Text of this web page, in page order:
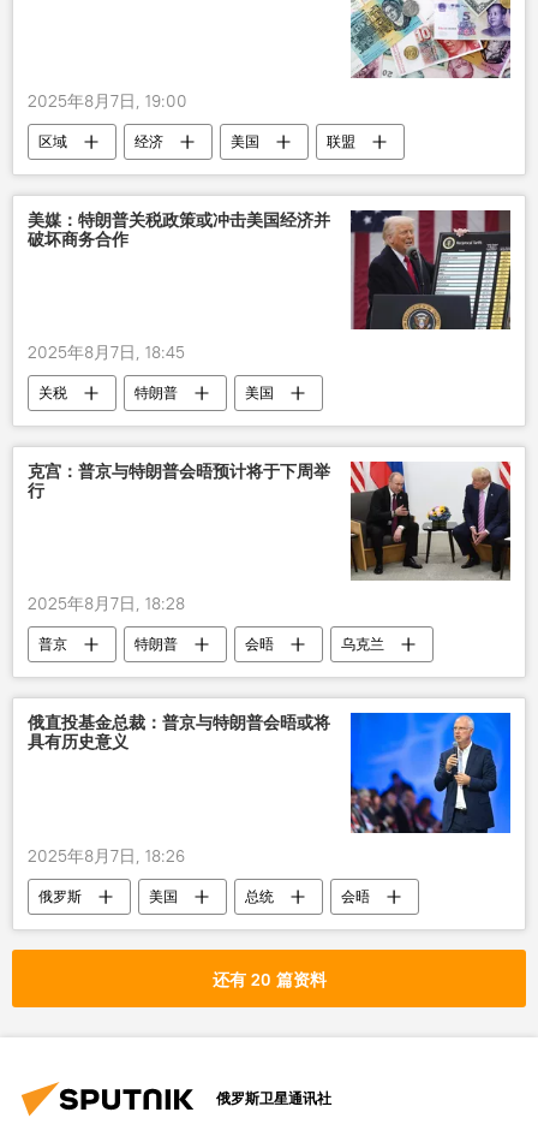
2025年8月7日, 19:00
区域 经济 美国
联盟
平衡
美媒：特朗普关税政策或冲击美国经济并
破坏商务合作
2025年8月7日, 18:45
关税 特朗普
美国
美国专家
合作
消费者
贸易
经济
克宫：普京与特朗普会晤预计将于下周举
行
2025年8月7日, 18:28
普京 特朗普 会晤
乌克兰
俄美关系
俄直投基金总裁：普京与特朗普会晤或将
具有历史意义
2025年8月7日, 18:26
俄罗斯 美国 总统
会晤
对话
还有 20 篇资料
俄罗斯卫星通讯社